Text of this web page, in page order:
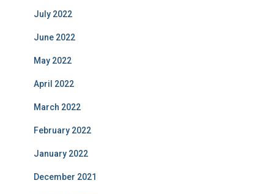
July 2022
June 2022
May 2022
April 2022
March 2022
February 2022
January 2022
December 2021